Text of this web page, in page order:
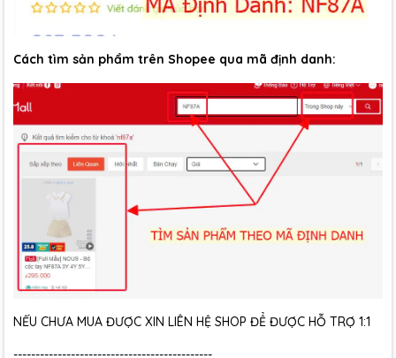
Cách tìm sản phẩm trên Shopee qua mã định danh:
NẾU CHƯA MUA ĐƯỢC XIN LIÊN HỆ SHOP ĐỂ ĐƯỢC HỖ TRỢ 1:1
---------------------------------------------